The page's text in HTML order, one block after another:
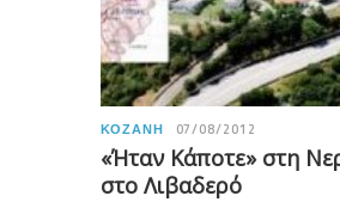
ΚΟΖΆΝΗ 07/08/2012
«Ήταν Κάποτε» στη
στο Λιβαδερό